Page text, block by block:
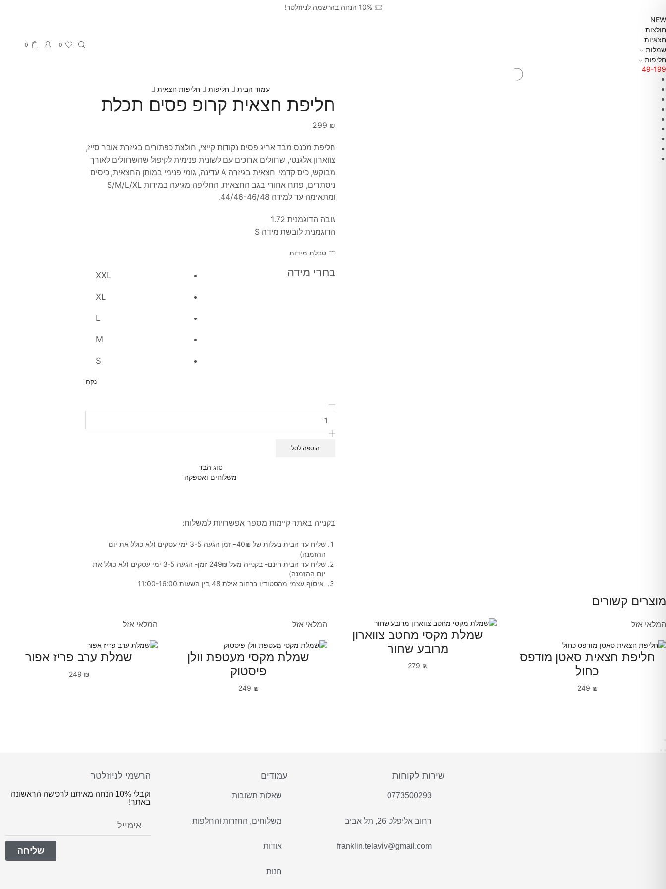
10% הנחה בהרשמה לניוזלטר!
NEW
חולצות
חצאיות
שמלות
חליפות
49-199
0
0
עמוד הבית חליפות חליפות חצאית
חליפת חצאית קרופ פסים תכלת
299 ₪
חליפת מכנס מבד אריג פסים נקודות קייצי, חולצת כפתורים בגיזרת אובר סייז,
צווארון אלגנטי, שרוולים ארוכים עם לשונית פנימית לקיפול שהשרוולים לאורך
מבוקש, כיס קדמי, חצאית בגיזרה A עדינה, גומי פנימי במותן החצאית, כיסים
ניסתרים, פתח אחורי בגב החצאית. החליפה מגיעה במידות S/M/L/XL
ומתאימה עד למידה 44/46-46/48.
גובה הדוגמנית 1.72
הדוגמנית לובשת מידה S
טבלת מידות
בחרי מידה XXL
XL
L
M
S
נקה
הוספה לסל
סוג הבד
משלוחים ואספקה
בקנייה באתר קיימות מספר אפשרויות למשלוח:
שליח עד הבית בעלות של 40₪– זמן הגעה 3-5 ימי עסקים (לא כולל את יום
ההזמנה)
שליח עד הבית חינם- בקנייה מעל 249₪ זמן- הגעה 3-5 ימי עסקים (לא כולל את
יום ההזמנה)
איסוף עצמי מהסטודיו ברחוב אילת 48 בין השעות 11:00-16:00
מוצרים קשורים
המלאי אזל
חליפת חצאית סאטן מודפס
כחול
249 ₪
שמלת מקסי מחטב צווארון
מרובע שחור
279 ₪
המלאי אזל
שמלת מקסי מעטפת וולן
פיסטוק
249 ₪
המלאי אזל
שמלת ערב פריז אפור
249 ₪
שירות לקוחות
0773500293
רחוב אליפלט 26, תל אביב
franklin.telaviv@gmail.com
עמודים
שאלות תשובות
משלוחים, החזרות והחלפות
אודות
חנות
הרשמי לניוזלטר
וקבלי 10% הנחה מאיתנו לרכישה הראשונה
באתר!
שליחה